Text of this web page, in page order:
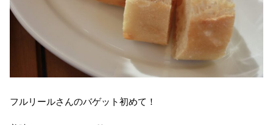
フルリールさんのバゲット初めて！